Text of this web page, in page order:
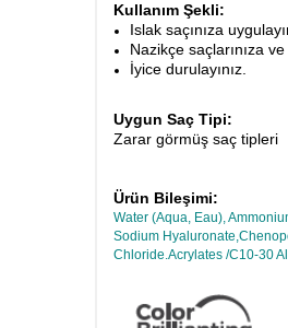
Kullanım Şekli:
Islak saçınıza
Nazikçe saçlarınıza
İyice durulayınız.
Uygun Saç Tipi:
Zarar görmüş saç tipleri
Ürün Bileşimi:
Water (Aqua, Eau),
Sodium
Chloride.Acrylates /C10-30